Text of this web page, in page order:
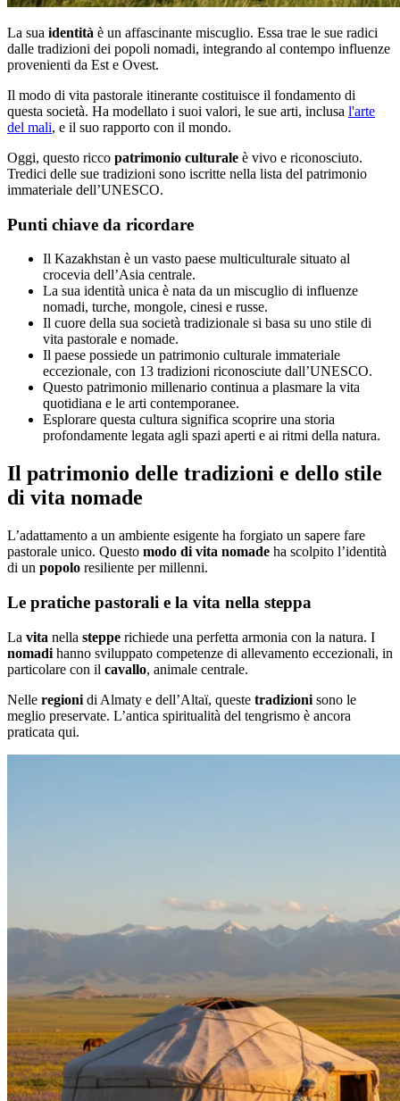
La sua identità è un affascinante miscuglio. Essa trae le sue radici
dalle tradizioni dei popoli nomadi, integrando al contempo influenze
provenienti da Est e Ovest.
Il modo di vita pastorale itinerante costituisce il fondamento di
questa società. Ha modellato i suoi valori, le sue arti, inclusa l'arte
del mali, e il suo rapporto con il mondo.
Oggi, questo ricco patrimonio culturale è vivo e riconosciuto.
Tredici delle sue tradizioni sono iscritte nella lista del patrimonio
immateriale dell’UNESCO.
Punti chiave da ricordare
Il Kazakhstan è un vasto paese multiculturale situato al
crocevia dell’Asia centrale.
La sua identità unica è nata da un miscuglio di influenze
nomadi, turche, mongole, cinesi e russe.
Il cuore della sua società tradizionale si basa su uno stile di
vita pastorale e nomade.
Il paese possiede un patrimonio culturale immateriale
eccezionale, con 13 tradizioni riconosciute dall’UNESCO.
Questo patrimonio millenario continua a plasmare la vita
quotidiana e le arti contemporanee.
Esplorare questa cultura significa scoprire una storia
profondamente legata agli spazi aperti e ai ritmi della natura.
Il patrimonio delle tradizioni e dello stile
di vita nomade
L’adattamento a un ambiente esigente ha forgiato un sapere fare
pastorale unico. Questo modo di vita nomade ha scolpito l’identità
di un popolo resiliente per millenni.
Le pratiche pastorali e la vita nella steppa
La vita nella steppe richiede una perfetta armonia con la natura. I
nomadi hanno sviluppato competenze di allevamento eccezionali, in
particolare con il cavallo, animale centrale.
Nelle regioni di Almaty e dell’Altaï, queste tradizioni sono le
meglio preservate. L’antica spiritualità del tengrismo è ancora
praticata qui.